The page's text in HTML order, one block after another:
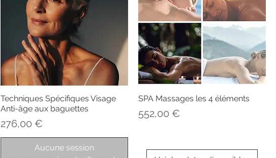
Techniques Spécifiques Visage
Anti-âge aux baguettes
Prix
276,00 €
Aucune session
SPA Massages les 4 éléments
Prix
552,00 €